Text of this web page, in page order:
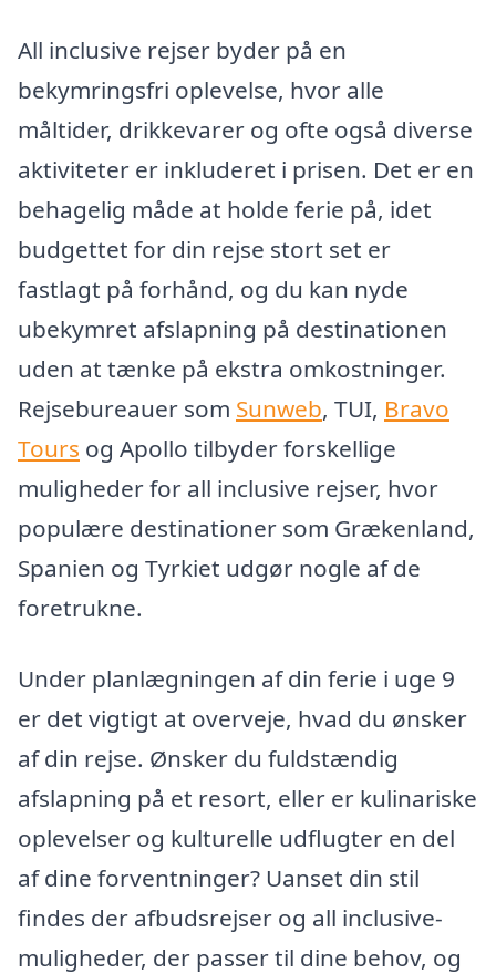
All inclusive rejser byder på en
bekymringsfri oplevelse, hvor alle
måltider, drikkevarer og ofte også diverse
aktiviteter er inkluderet i prisen. Det er en
behagelig måde at holde ferie på, idet
budgettet for din rejse stort set er
fastlagt på forhånd, og du kan nyde
ubekymret afslapning på destinationen
uden at tænke på ekstra omkostninger.
Rejsebureauer som Sunweb, TUI, Bravo
Tours og Apollo tilbyder forskellige
muligheder for all inclusive rejser, hvor
populære destinationer som Grækenland,
Spanien og Tyrkiet udgør nogle af de
foretrukne.
Under planlægningen af din ferie i uge 9
er det vigtigt at overveje, hvad du ønsker
af din rejse. Ønsker du fuldstændig
afslapning på et resort, eller er kulinariske
oplevelser og kulturelle udflugter en del
af dine forventninger? Uanset din stil
findes der afbudsrejser og all inclusive-
muligheder, der passer til dine behov, og